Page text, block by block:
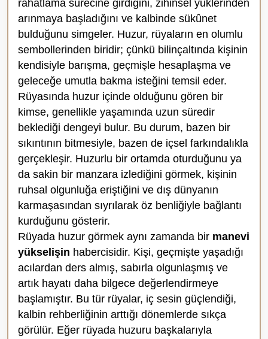
rahatlama sürecine girdiğini, zihinsel yüklerinden
arınmaya başladığını ve kalbinde sükûnet
bulduğunu simgeler. Huzur, rüyaların en olumlu
sembollerinden biridir; çünkü bilinçaltında kişinin
kendisiyle barışma, geçmişle hesaplaşma ve
geleceğe umutla bakma isteğini temsil eder.
Rüyasında huzur içinde olduğunu gören bir
kimse, genellikle yaşamında uzun süredir
beklediği dengeyi bulur. Bu durum, bazen bir
sıkıntının bitmesiyle, bazen de içsel farkındalıkla
gerçekleşir. Huzurlu bir ortamda oturduğunu ya
da sakin bir manzara izlediğini görmek, kişinin
ruhsal olgunluğa eriştiğini ve dış dünyanın
karmaşasından sıyrılarak öz benliğiyle bağlantı
kurduğunu gösterir.
Rüyada huzur görmek aynı zamanda bir manevi
yükselişin habercisidir. Kişi, geçmişte yaşadığı
acılardan ders almış, sabırla olgunlaşmış ve
artık hayatı daha bilgece değerlendirmeye
başlamıştır. Bu tür rüyalar, iç sesin güçlendiği,
kalbin rehberliğinin arttığı dönemlerde sıkça
görülür. Eğer rüyada huzuru başkalarıyla